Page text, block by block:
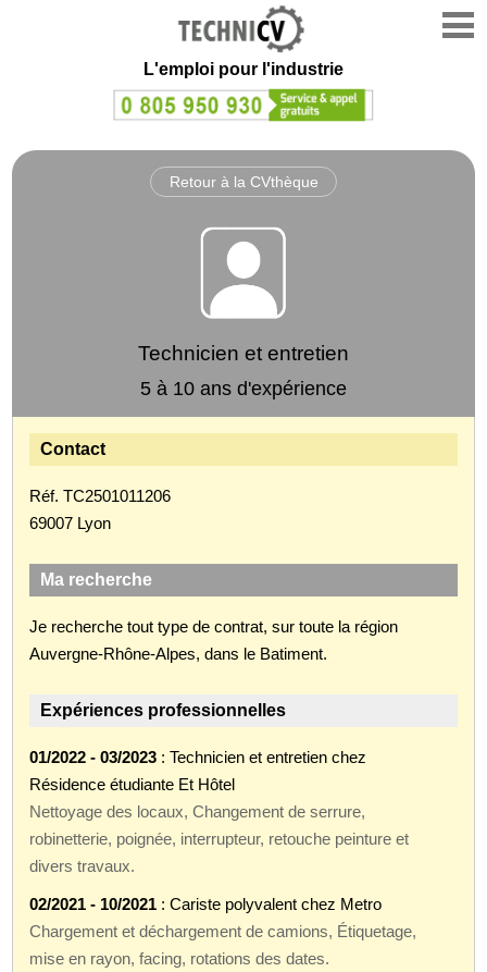
L'emploi pour l'industrie
Retour à la CVthèque
Technicien et entretien
5 à 10 ans d'expérience
Contact
Réf. TC2501011206
69007 Lyon
Ma recherche
Je recherche tout type de contrat, sur toute la région
Auvergne-Rhône-Alpes, dans le Batiment.
Expériences professionnelles
01/2022 - 03/2023 : Technicien et entretien chez
Résidence étudiante Et Hôtel
Nettoyage des locaux, Changement de serrure,
robinetterie, poignée, interrupteur, retouche peinture et
divers travaux.
02/2021 - 10/2021 : Cariste polyvalent chez Metro
Chargement et déchargement de camions, Étiquetage,
mise en rayon, facing, rotations des dates.